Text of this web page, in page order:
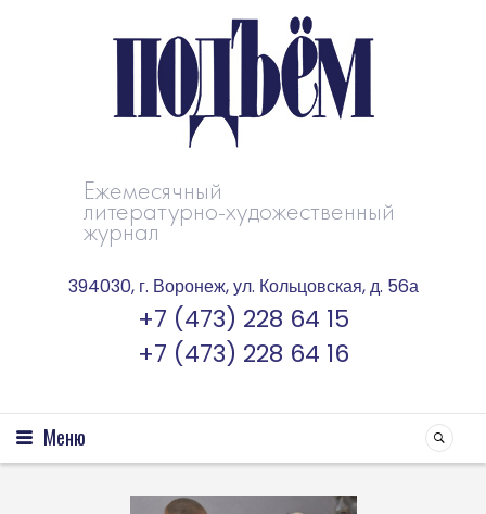
Ежемесячный
литературно-художественный
журнал
394030, г. Воронеж, ул. Кольцовская, д. 56а
+7 (473) 228 64 15
+7 (473) 228 64 16
Меню